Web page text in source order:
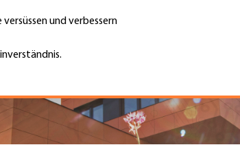
und verbessern
Top
Menu